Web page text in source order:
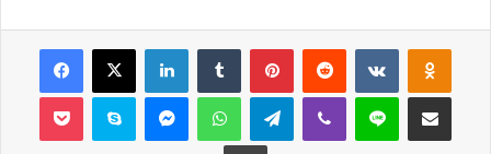
Facebook
X LinkedInTumblr PinterestReddit VKontakte
Pocket Skype MessengerWhatsAppTelegramViber Line E-Posta ile
Yazdır